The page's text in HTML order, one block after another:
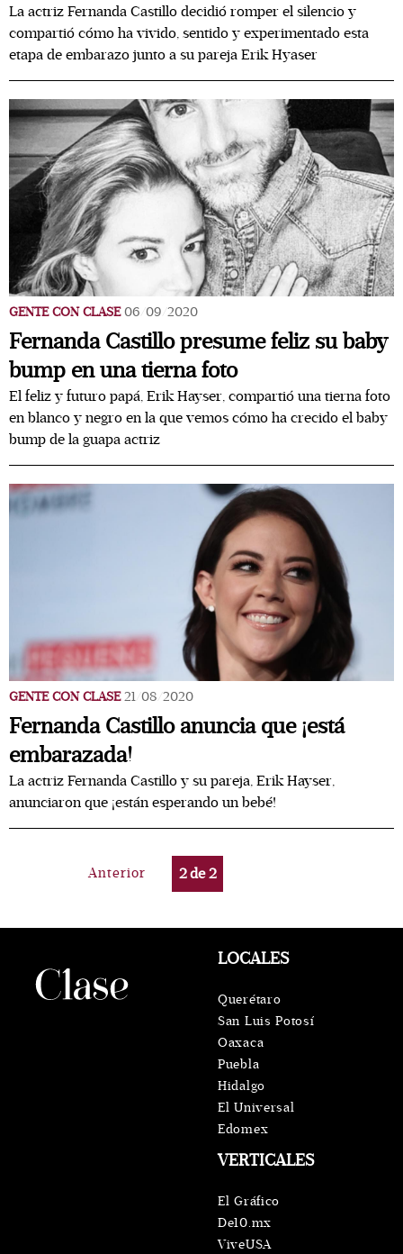
La actriz Fernanda Castillo decidió romper el silencio y
compartió cómo ha vivido, sentido y experimentado esta
etapa de embarazo junto a su pareja Erik Hyaser
GENTE CON CLASE 06/09/2020
Fernanda Castillo presume feliz su baby
bump en una tierna foto
El feliz y futuro papá, Erik Hayser, compartió una tierna foto
en blanco y negro en la que vemos cómo ha crecido el baby
bump de la guapa actriz
GENTE CON CLASE 21/08/2020
Fernanda Castillo anuncia que ¡está
embarazada!
La actriz Fernanda Castillo y su pareja, Erik Hayser,
anunciaron que ¡están esperando un bebé!
Anterior 2de2
VERTICALES
El Gráfico
De10.mx
ViveUSA
LOCALES
Querétaro
San Luis Potosí
Oaxaca
Puebla
Hidalgo
El Universal
Edomex